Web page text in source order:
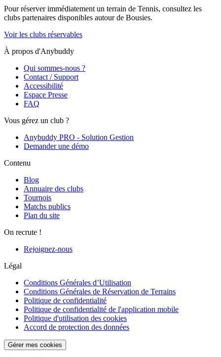
Pour réserver immédiatement un terrain de Tennis, consultez les
clubs partenaires disponibles autour de Bousies.
Voir les clubs réservables
À propos d'Anybuddy
Qui sommes-nous ?
Contact / Support
Accessibilité
Espace Presse
FAQ
Vous gérez un club ?
Anybuddy PRO - Solution Gestion
Demander une démo
Contenu
Blog
Annuaire des clubs
Tournois
Matchs publics
Plan du site
On recrute !
Rejoignez-nous
Légal
Conditions Générales d’Utilisation
Conditions Générales de Réservation de Terrains
Politique de confidentialité
Politique de confidentialité de l'application mobile
Politique d'utilisation des cookies
Accord de protection des données
Gérer mes cookies